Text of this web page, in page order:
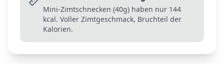
Mini-Zimtschnecken (40g) haben nur 144
kcal. Voller Zimtgeschmack, Bruchteil der
Kalorien.